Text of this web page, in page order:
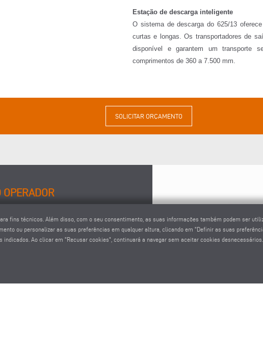
Estação de descarga inteligente
O sistema de descarga do 625/13
curtas e longas. Os transportadores de
disponível e garantem um transporte
comprimentos de 360 a 7.500 mm.
SOLICITAR ORÇAMENTO
OPERADOR
operativo Windows e ao ecrã
13 é simples e intuitivo de
e compreensíveis melhoram
fins técnicos. Além disso, com o seu consentimento, as suas informações também podem ser
ou personalizar as suas preferências em qualquer altura, clicando em "Definir as suas
Ao clicar em "Recusar cookies", continuará a navegar sem aceitar cookies desnecessários.